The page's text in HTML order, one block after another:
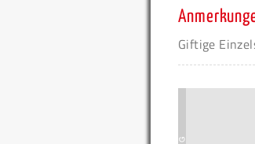
Giftige